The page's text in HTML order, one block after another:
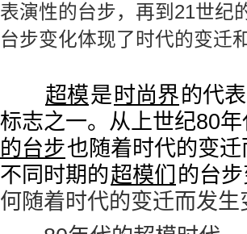
表演性的台步，再到21世纪
台步变化体现了时代的变迁
超模是 时尚界的代
标志之一。从上世纪80年
的台步也随着时代的变
不同时期的超模们 的台
何随着时代的变迁而发生